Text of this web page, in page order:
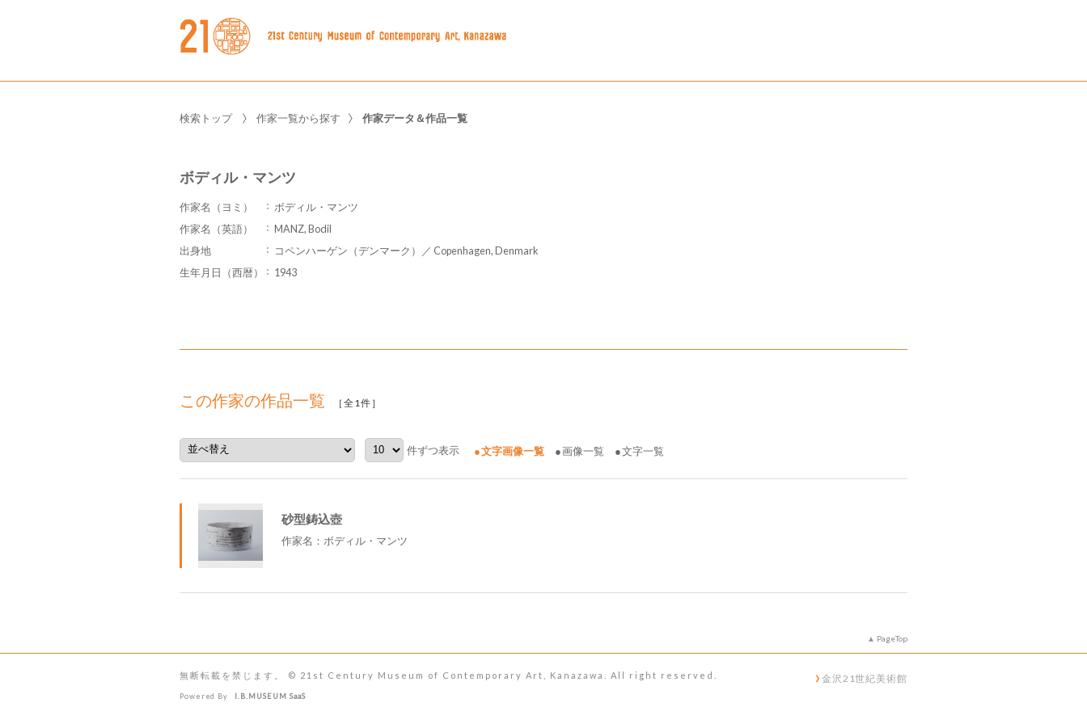
検索トップ 作家一覧から探す 作家データ＆作品一覧
ボディル・マンツ
作家名（ヨミ）
ボディル・マンツ
作家名（英語）
MANZ, Bodil
出身地
コペンハーゲン（デンマーク）／ Copenhagen, Denmark
生年月日（西暦）
1943
この作家の作品一覧 ［全1件］
件ずつ表示 文字画像一覧 画像一覧 文字一覧
砂型鋳込壺
作家名：ボディル・マンツ
PageTop
金沢21世紀美術館
無断転載を禁じます。 © 21st Century Museum of Contemporary Art, Kanazawa. All right reserved.
Powered By I.B.MUSEUM SaaS